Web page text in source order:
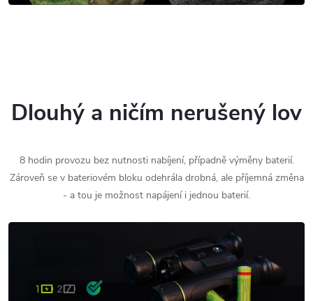
Dlouhý a ničím nerušený lov
8 hodin provozu bez nutnosti nabíjení, případně výměny baterií.
Zároveň se v bateriovém bloku odehrála drobná, ale příjemná změna
- a tou je možnost napájení i jednou baterií.